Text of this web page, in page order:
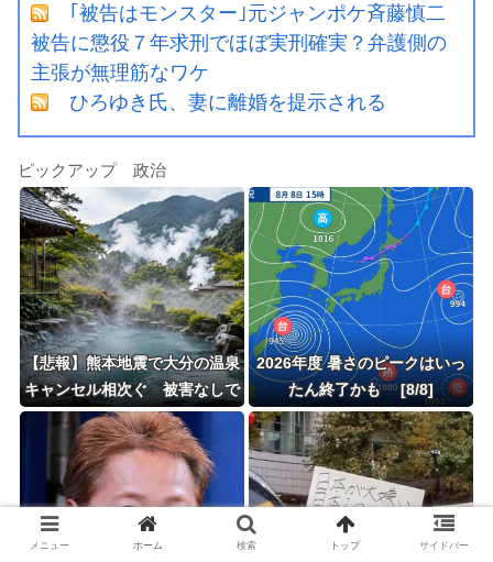
｢被告はモンスター｣元ジャンポケ斉藤慎二
被告に懲役７年求刑でほぼ実刑確実？弁護側の
主張が無理筋なワケ
ひろゆき氏、妻に離婚を提示される
ピックアップ 政治
【悲報】熊本地震で大分の温泉
キャンセル相次ぐ 被害なしで
も旅行先変更
2026年度 暑さのピークはいっ
たん終了かも [8/8]
メニュー ホーム 検索 トップ サイドバー